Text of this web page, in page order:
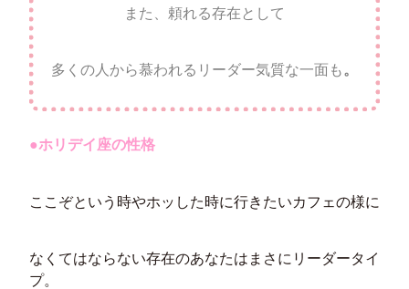
また、頼れる存在として
多くの人から慕われるリーダー気質な一面も 。
●ホリデイ座の性格
ここぞという時やホッした時に行きたいカフェの様に
なくてはならない存在のあなたはまさにリーダータイ
プ。